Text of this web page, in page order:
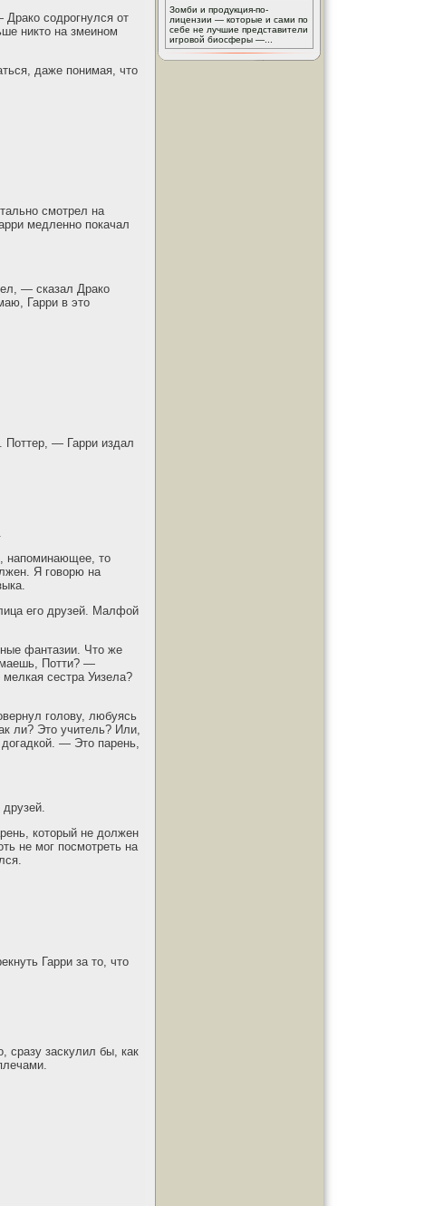
содрогнулся от
никто на змеином
даже понимая, что
смотрел на
медленно покачал
— сказал Драко
Гарри в это
— Гарри издал
напоминающее, то
Я говорю на
его друзей. Малфой
фантазии. Что же
Потти? —
сестра Уизела?
голову, любуясь
ли? Это учитель? Или,
— Это парень,
который не должен
не мог посмотреть на
Гарри за то, что
сразу заскулил бы, как
Зомби и продукция-по-
лицензии — которые и сами по
себе не лучшие представители
игровой биосферы —...